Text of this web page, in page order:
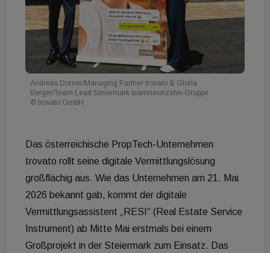
Andreas Dorner/Managing Partner trovato & Gloria
Berger/Team Lead Steiermark teamneunzehn-Gruppe
© trovato GmbH
Das österreichische PropTech-Unternehmen
trovato rollt seine digitale Vermittlungslösung
großflächig aus. Wie das Unternehmen am 21. Mai
2026 bekannt gab, kommt der digitale
Vermittlungsassistent „RESI“ (Real Estate Service
Instrument) ab Mitte Mai erstmals bei einem
Großprojekt in der Steiermark zum Einsatz. Das